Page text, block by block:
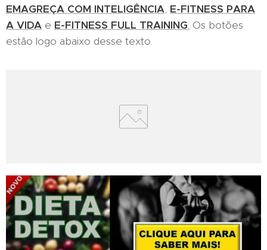
EMAGREÇA COM INTELIGÊNCIA, E-FITNESS PARA
A VIDA e E-FITNESS FULL TRAINING. Os botões
estão logo abaixo desse texto.